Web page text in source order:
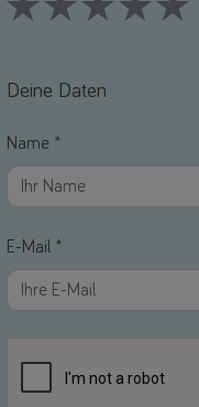
Deine Daten
Name *
E-Mail *